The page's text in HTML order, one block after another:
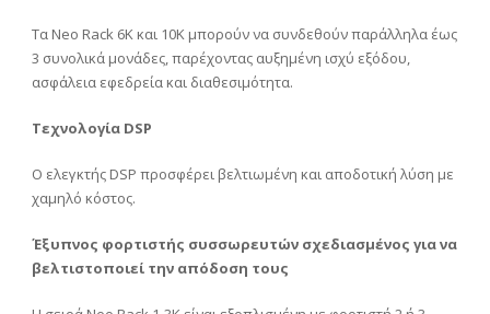
Τα Neo Rack 6Κ και 10Κ μπορούν να συνδεθούν παράλληλα έως
3 συνολικά μονάδες, παρέχοντας αυξημένη ισχύ εξόδου,
ασφάλεια εφεδρεία και διαθεσιμότητα.
Τεχνολογία DSP
O ελεγκτής DSP προσφέρει βελτιωμένη και αποδοτική λύση με
χαμηλό κόστος.
Έξυπνος φορτιστής συσσωρευτών σχεδιασμένος για να
βελτιστοποιεί την απόδοση τους